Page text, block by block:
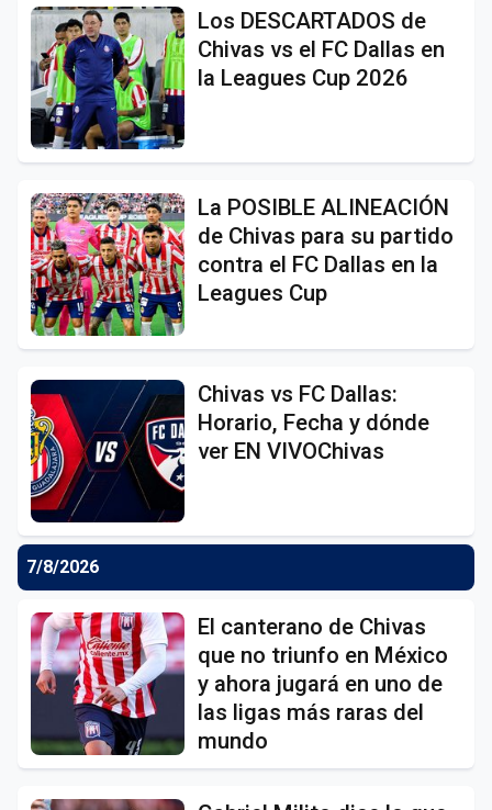
Los DESCARTADOS de
Chivas vs el FC Dallas en
la Leagues Cup 2026
La POSIBLE ALINEACIÓN
de Chivas para su partido
contra el FC Dallas en la
Leagues Cup
Chivas vs FC Dallas:
Horario, Fecha y dónde
ver EN VIVOChivas
7/8/2026
El canterano de Chivas
que no triunfo en México
y ahora jugará en uno de
las ligas más raras del
mundo